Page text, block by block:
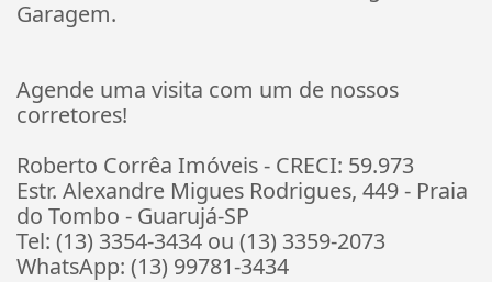
Garagem.
Agende uma visita com um de nossos
corretores!
Roberto Corrêa Imóveis - CRECI: 59.973
Estr. Alexandre Migues Rodrigues, 449 - Praia
do Tombo - Guarujá-SP
Tel: (13) 3354-3434 ou (13) 3359-2073
WhatsApp: (13) 99781-3434